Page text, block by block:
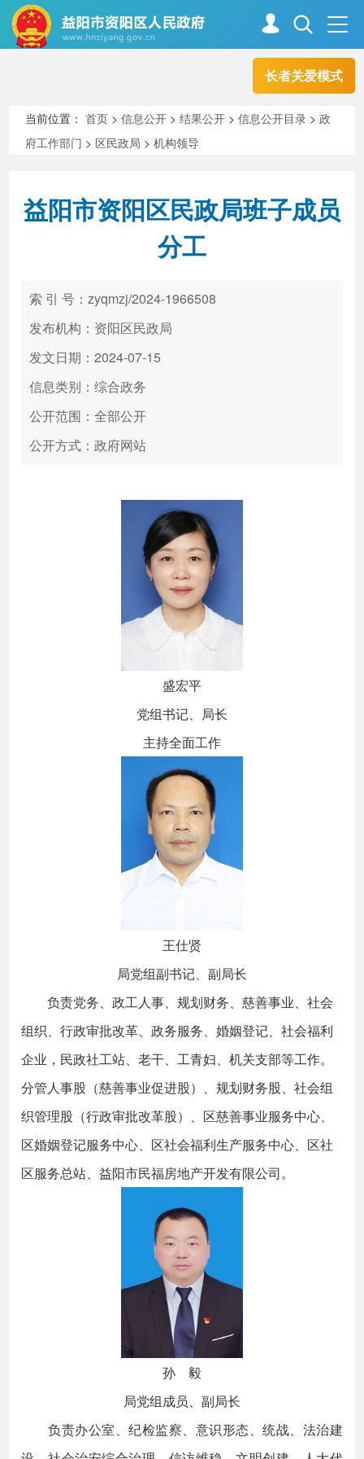
长者关爱模式
走进资阳
新闻中心 解读回应
政务服务
高效办成一件事
当前位置：首页 >信息公开 >结果公开 >信息公开目录 >政
府工作部门 > 区民政局 >机构领导
益阳市资阳区民政局班子成员
分工
索 引 号：zyqmzj/2024-1966508
发布机构：资阳区民政局
发文日期：2024-07-15
信息类别：综合政务
公开范围：全部公开
公开方式：政府网站
盛宏平
党组书记、局长
主持全面工作
王仕贤
局党组副书记、副局长
负责党务、政工人事、规划财务、慈善事业、社会
组织、行政审批改革、政务服务、婚姻登记、社会福利
企业，民政社工站、老干、工青妇、机关支部等工作。
分管人事股（慈善事业促进股）、规划财务股、社会组
织管理股（行政审批改革股）、区慈善事业服务中心、
区婚姻登记服务中心、区社会福利生产服务中心、区社
区服务总站、益阳市民福房地产开发有限公司。
孙 毅
局党组成员、副局长
负责办公室、纪检监察、意识形态、统战、法治建